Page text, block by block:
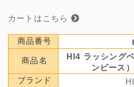
カートはこちら
商品番号
商品名
HI4 ラッシング
ンピース
ブランド